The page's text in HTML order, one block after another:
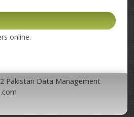
online.
Pakistan Data Management